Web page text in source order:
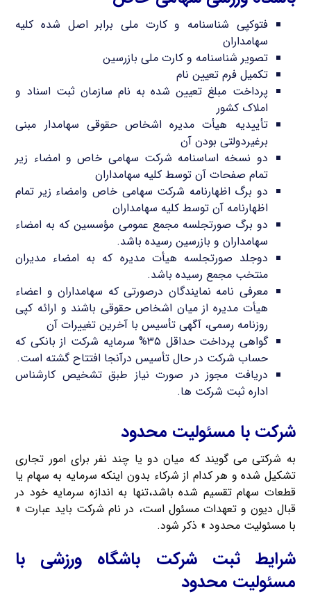
فتوکپی شناسنامه و کارت ملی برابر اصل شده کلیه
سهامداران
تصویر شناسنامه و کارت ملی بازرسین
تکمیل فرم تعیین نام
پرداخت مبلغ تعیین شده به نام سازمان ثبت اسناد و
املاک کشور
تأییدیه هیأت مدیره اشخاص حقوقی سهامدار مبنی
برغیردولتی بودن آن
دو نسخه اساسنامه شرکت سهامی خاص و امضاء زیر
تمام صفحات آن توسط کلیه سهامداران
دو برگ اظهارنامه شرکت سهامی خاص وامضاء زیر تمام
اظهارنامه آن توسط کلیه سهامداران
دو برگ صورتجلسه مجمع عمومی مؤسسین که به امضاء
سهامداران و بازرسین رسیده باشد.
دوجلد صورتجلسه هیأت مدیره که به امضاء مدیران
منتخب مجمع رسیده باشد.
معرفی نامه نمایندگان درصورتی که سهامداران و اعضاء
هیأت مدیره از میان اشخاص حقوقی باشند و ارائه کپی
روزنامه رسمی، آگهی تأسیس با آخرین تغییرات آن
گواهی پرداخت حداقل ۳۵% سرمایه شرکت از بانکی که
حساب شرکت در حال تأسیس درآنجا افتتاح گشته است.
دریافت مجوز در صورت نیاز طبق تشخیص کارشناس
اداره ثبت شرکت ها.
شرکت با مسئولیت محدود
به شرکتی می گویند که میان دو یا چند نفر برای امور تجاری
تشکیل شده و هر کدام از شرکاء بدون اینکه سرمایه به سهام یا
قطعات سهام تقسیم شده باشد،تنها به اندازه سرمایه خود در
قبال دیون و تعهدات مسئول است، در نام شرکت باید عبارت «
با مسئولیت محدود » ذکر شود.
شرایط ثبت شرکت باشگاه ورزشی با
مسئولیت محدود